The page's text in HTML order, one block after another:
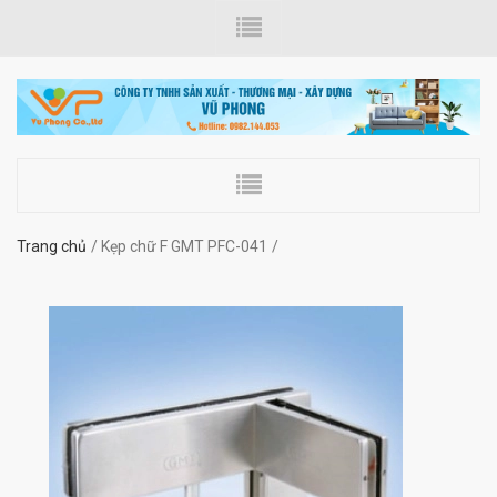
Trang chủ Kẹp chữ F GMT PFC-041